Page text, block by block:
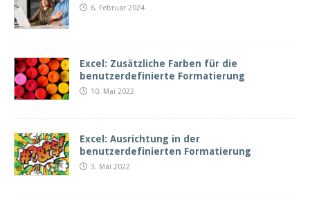
6. Februar 2024
Excel: Zusätzliche Farben für die
benutzerdefinierte Formatierung
10. Mai 2022
Excel: Ausrichtung in der
benutzerdefinierten Formatierung
3. Mai 2022